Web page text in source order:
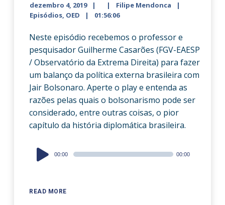
dezembro 4, 2019
Filipe Mendonca
Episódios, OED 01:56:06
Neste episódio recebemos o professor e
pesquisador Guilherme Casarões (FGV-EAESP
/ Observatório da Extrema Direita) para fazer
um balanço da política externa brasileira com
Jair Bolsonaro. Aperte o play e entenda as
razões pelas quais o bolsonarismo pode ser
considerado, entre outras coisas, o pior
capítulo da história diplomática brasileira.
READ MORE
Audio
Player
00:00 00:00